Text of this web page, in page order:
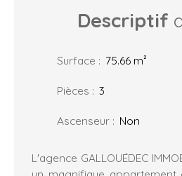
Descriptif
Surface : 75.66 m²
Pièces : 3
Ascenseur : Non
L'agence GALLOUÉDEC